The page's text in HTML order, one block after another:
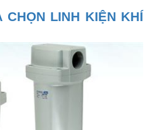
CHỌN LINH KIỆN KHÍ